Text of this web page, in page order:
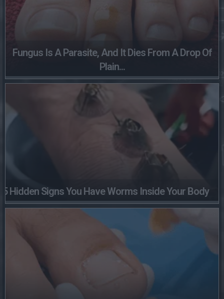
Fungus Is A Parasite, And It Dies From A Drop Of
Plain...
5 Hidden Signs You Have Worms Inside Your Body